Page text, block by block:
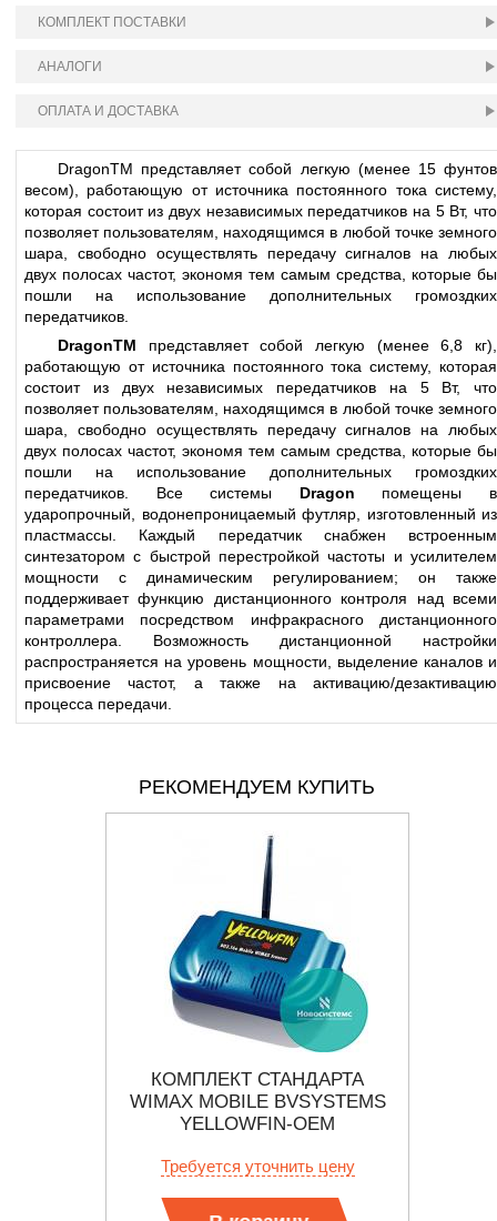
КОМПЛЕКТ ПОСТАВКИ
АНАЛОГИ
ОПЛАТА И ДОСТАВКА
DragonTM представляет собой легкую (менее 15 фунтов
весом), работающую от источника постоянного тока систему,
которая состоит из двух независимых передатчиков на 5 Вт, что
позволяет пользователям, находящимся в любой точке земного
шара, свободно осуществлять передачу сигналов на любых
двух полосах частот, экономя тем самым средства, которые бы
пошли на использование дополнительных громоздких
передатчиков.
DragonTM представляет собой легкую (менее 6,8 кг),
работающую от источника постоянного тока систему, которая
состоит из двух независимых передатчиков на 5 Вт, что
позволяет пользователям, находящимся в любой точке земного
шара, свободно осуществлять передачу сигналов на любых
двух полосах частот, экономя тем самым средства, которые бы
пошли на использование дополнительных громоздких
передатчиков. Все системы Dragon помещены в
ударопрочный, водонепроницаемый футляр, изготовленный из
пластмассы. Каждый передатчик снабжен встроенным
синтезатором с быстрой перестройкой частоты и усилителем
мощности с динамическим регулированием; он также
поддерживает функцию дистанционного контроля над всеми
параметрами посредством инфракрасного дистанционного
контроллера. Возможность дистанционной настройки
распространяется на уровень мощности, выделение каналов и
присвоение частот, а также на активацию/дезактивацию
процесса передачи.
РЕКОМЕНДУЕМ КУПИТЬ
КОМПЛЕКТ СТАНДАРТА
WIMAX MOBILE BVSYSTEMS
YELLOWFIN-OEM
Требуется уточнить цену